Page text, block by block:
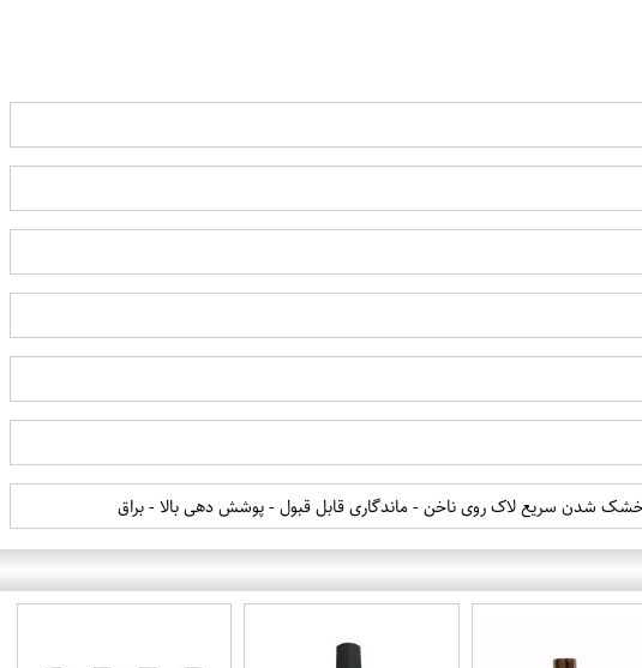
شدن سریع لاک روی ناخن - ماندگاری قابل قبول - پوشش دهی بالا - براق